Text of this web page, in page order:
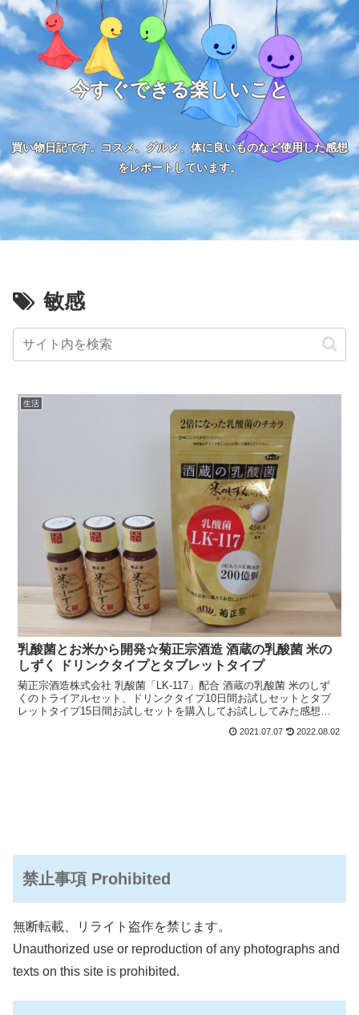
今すぐできる楽しいこと
買い物日記です。コスメ、グルメ、体に良いものなど使用した感想
をレポートしています。
敏感
生活
乳酸菌とお米から開発☆菊正宗酒造 酒蔵の乳酸菌 米の
しずく ドリンクタイプとタブレットタイプ
菊正宗酒造株式会社 乳酸菌「LK-117」配合 酒蔵の乳酸菌 米のしず
くのトライアルセット、ドリンクタイプ10日間お試しセットとタブ
レットタイプ15日間お試しセットを購入してお試ししてみた感想を
2021.07.07 2022.08.02
禁止事項 Prohibited
無断転載、リライト盗作を禁じます。
Unauthorized use or reproduction of any photographs and
texts on this site is prohibited.